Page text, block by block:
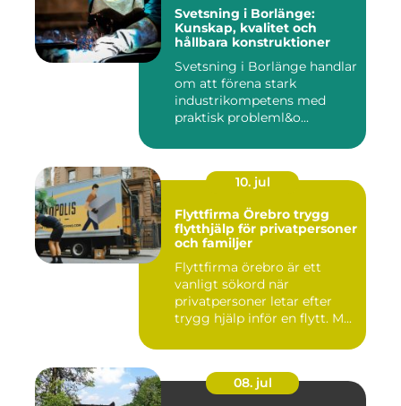
Svetsning i Borlänge:
Kunskap, kvalitet och
hållbara konstruktioner
Svetsning i Borlänge handlar
om att förena stark
industrikompetens med
praktisk probleml&o...
10. jul
Flyttfirma Örebro trygg
flytthjälp för privatpersoner
och familjer
Flyttfirma örebro är ett
vanligt sökord när
privatpersoner letar efter
trygg hjälp inför en flytt. M...
08. jul